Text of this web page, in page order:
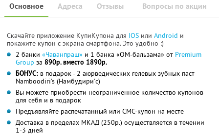
Основное Отзывы Вопросы по акции
Адреса
Скачайте приложение КупиКупона для IOS или Android и
покажите купон с экрана смартфона. Это удобно :)
2 банки «Чаванпраш» и 1 банка «ОМ-бальзама» от Premium
Group за 890р. вместо 1890р.
БОНУС: в подарок - 2 аюрведических гелевых зубных паст
Namboodiri's (Намбудири'c)
Вы можете приобрести неограниченное количество купонов
для себя и в подарок
Предъявляйте распечатанный или СМС-купон на месте
Доставка в пределах МКАД (250р.) осуществляется в течении
1-3 дней